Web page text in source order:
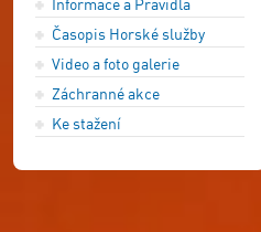
Informace a Pravidla
Časopis Horské služby
Video a foto galerie
Záchranné akce
Ke stažení